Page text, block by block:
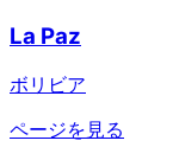
La Paz
ボリビア
ページを見る